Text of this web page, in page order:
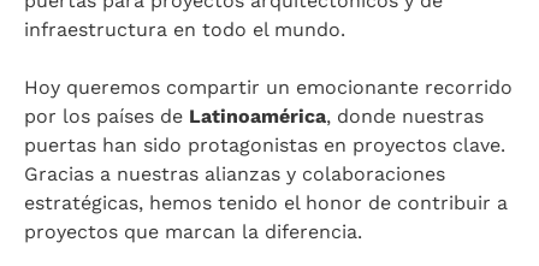
infraestructura en todo el mundo.
Hoy queremos compartir un emocionante recorrido
por los países de Latinoamérica, donde nuestras
puertas han sido protagonistas en proyectos clave.
Gracias a nuestras alianzas y colaboraciones
estratégicas, hemos tenido el honor de contribuir a
proyectos que marcan la diferencia.